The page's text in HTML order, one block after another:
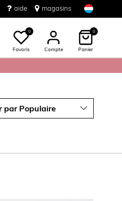
aide magasins
0
Favoris Compte
0
Panier